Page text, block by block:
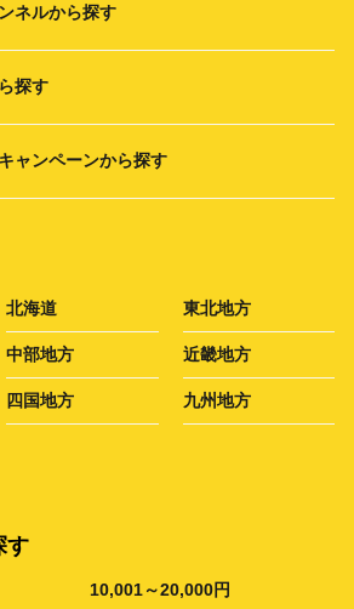
ネルから探す
探す
ャンペーンから探す
北海道 東北地方
中部地方 近畿地方
四国地方 九州地方
す
10,001～20,000円